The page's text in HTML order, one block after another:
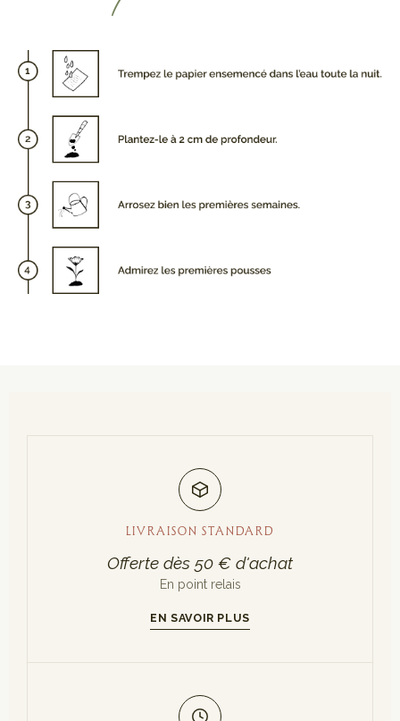
LIVRAISON STANDARD
Offerte dès 50 € d'achat
En point relais
EN SAVOIR PLUS